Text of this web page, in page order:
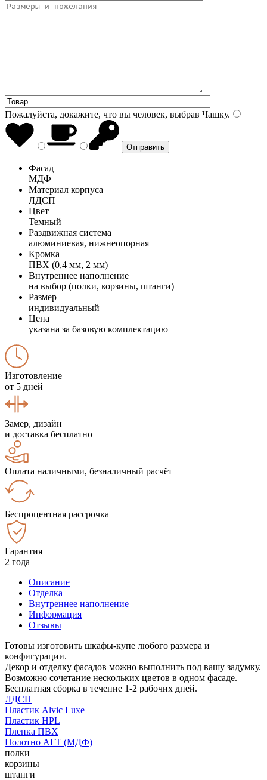
Пожалуйста, докажите, что вы человек, выбрав Чашку.
Фасад
МДФ
Материал корпуса
ЛДСП
Цвет
Темный
Раздвижная система
алюминиевая, нижнеопорная
Кромка
ПВХ (0,4 мм, 2 мм)
Внутреннее наполнение
на выбор (полки, корзины, штанги)
Размер
индивидуальный
Цена
указана за базовую комплектацию
Изготовление
от 5 дней
Замер, дизайн
и доставка бесплатно
Оплата наличными, безналичный расчёт
Беспроцентная рассрочка
Гарантия
2 года
Описание
Отделка
Внутреннее наполнение
Информация
Отзывы
Готовы изготовить шкафы-купе любого размера и
конфигурации.
Декор и отделку фасадов можно выполнить под вашу задумку.
Возможно сочетание нескольких цветов в одном фасаде.
Бесплатная сборка в течение 1-2 рабочих дней.
ЛДСП
Пластик Alvic Luxe
Пластик HPL
Пленка ПВХ
Полотно АГТ (МДФ)
полки
корзины
штанги